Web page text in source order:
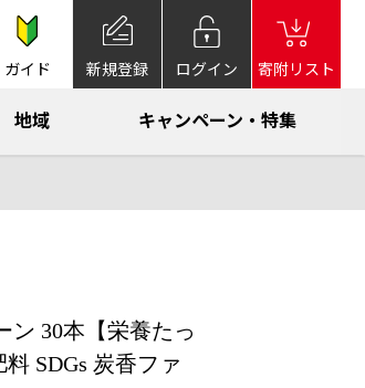
ガイド 新規登録 ログイン 寄附リスト
地域 キャンペーン・特集
ン 30本【栄養たっ
SDGs 炭香ファ